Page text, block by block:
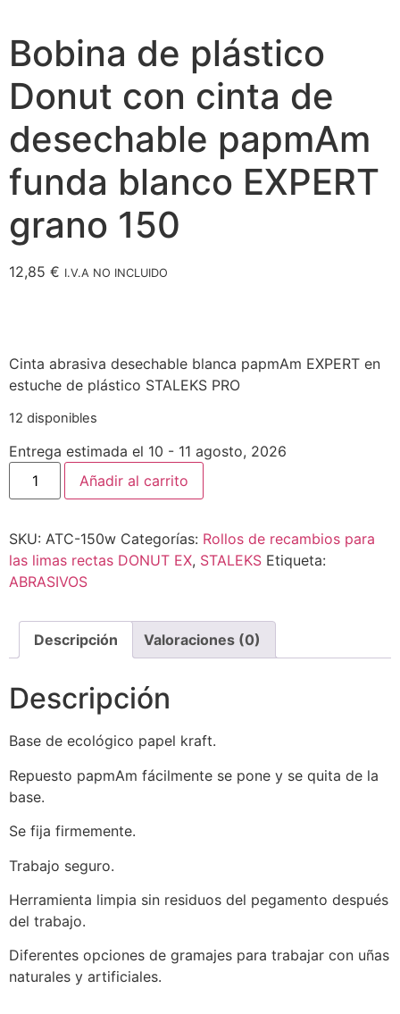
Bobina de plástico
Donut con cinta de
desechable papmAm
funda blanco EXPERT
grano 150
12,85 € I.V.A NO INCLUIDO
Cinta abrasiva desechable blanca papmAm EXPERT en
estuche de plástico STALEKS PRO
12 disponibles
Entrega estimada el 10 - 11 agosto, 2026
Añadir al carrito
SKU: ATC-150w Categorías: Rollos de recambios para
las limas rectas DONUT EX, STALEKS Etiqueta:
ABRASIVOS
Descripción Valoraciones (0)
Descripción
Base de ecológico papel kraft.
Repuesto papmAm fácilmente se pone y se quita de la
base.
Se fija firmemente.
Trabajo seguro.
Herramienta limpia sin residuos del pegamento después
del trabajo.
Diferentes opciones de gramajes para trabajar con uñas
naturales y artificiales.